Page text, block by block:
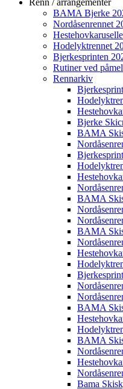
Renn / arrangementer
BAMA Bjerke
Nordåsenrennet
Hodelyktrennet
Bjerkesprinten
Rutiner ved
Rennarkiv
Bjerke
BAMA
BAMA
BAMA
BAMA
BAMA
Bama